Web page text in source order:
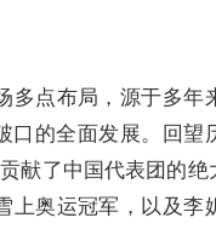
点布局，源于多年
口的全面发展。回望
献了中国代表团的
上奥运冠军，以及李